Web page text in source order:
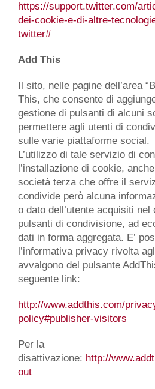
https://support.twitter.com/
dei-cookie-e-di-altre-
twitter#
Add This
Il sito, nelle pagine dell’area
This, che consente di
gestione di pulsanti di alcuni
permettere agli utenti di
sulle varie piattaforme social.
L’utilizzo di tale servizio di
l’installazione di cookie,
società terza che offre il
condivide però alcuna
o dato dell’utente acquisiti
pulsanti di condivisione, ad
dati in forma aggregata. E’
l’informativa privacy rivolta
avvalgono del pulsante
seguente link:
http://www.addthis.com/
policy#publisher-visitors
Per la
disattivazione: http://
out